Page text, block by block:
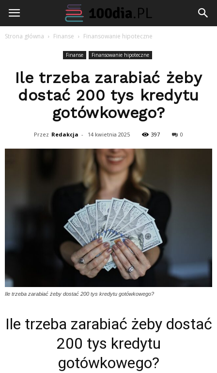
100dia.pl
Strona główna Finanse Finansowanie hipoteczne
Finanse Finansowanie hipoteczne
Ile trzeba zarabiać żeby
dostać 200 tys kredytu
gotówkowego?
Przez Redakcja - 14 kwietnia 2025 397 0
Ile trzeba zarabiać żeby dostać 200 tys kredytu gotówkowego?
Ile trzeba zarabiać żeby dostać
200 tys kredytu
gotówkowego?